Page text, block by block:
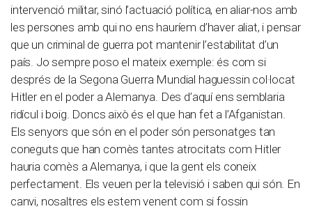
intervenció militar, sinó l’actuació política, en aliar-nos amb
les persones amb qui no ens hauríem d’haver aliat, i pensar
que un criminal de guerra pot mantenir l’estabilitat d’un
país. Jo sempre poso el mateix exemple: és com si
després de la Segona Guerra Mundial haguessin col·locat
Hitler en el poder a Alemanya. Des d’aquí ens semblaria
ridícul i boig. Doncs això és el que han fet a l’Afganistan.
Els senyors que són en el poder són personatges tan
coneguts que han comès tantes atrocitats com Hitler
hauria comès a Alemanya, i que la gent els coneix
perfectament. Els veuen per la televisió i saben qui són. En
canvi, nosaltres els estem venent com si fossin